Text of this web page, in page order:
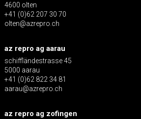
4600 olten
+41 (0)62 207 30 70
olten@azrepro.ch
az repro ag aarau
schiffländestrasse 45
5000 aarau
+41 (0)62 822 34 81
aarau@azrepro.ch
az repro ag zofingen